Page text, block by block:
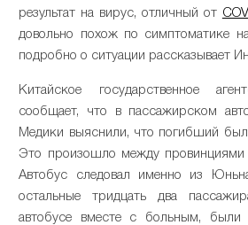
результат на вирус, отличный от
довольно похож по симптоматике
подробно о ситуации рассказывает
Китайское государственное
сообщает, что в пассажирском
Медики выяснили, что погибший был
Это произошло между
Автобус следовал именно из
остальные тридцать два
автобусе вместе с больным,